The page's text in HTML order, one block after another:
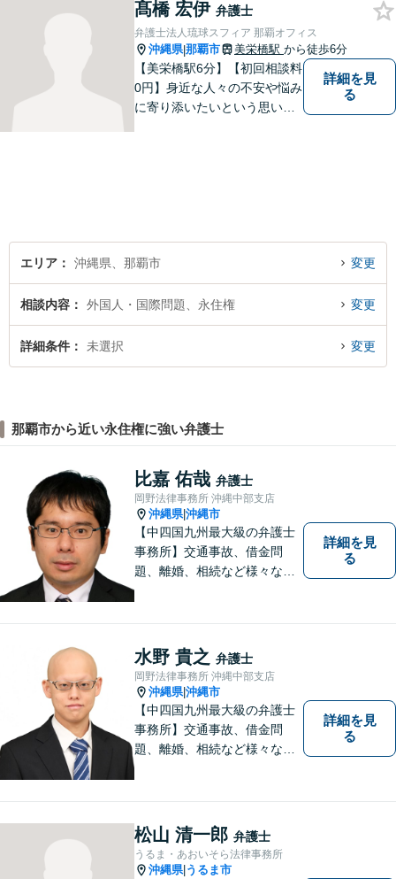
た。 複雑な問題を一つの窓口
で解決できる存在を目指し、
日々研鑽を重ねています。
髙橋 宏伊 弁護士
弁護士法人琉球スフィア 那覇オフィス
沖縄県|那覇市 美栄橋駅 から徒歩6分
【美栄橋駅6分】【初回相談料
0円】身近な人々の不安や悩み
に寄り添いたいという思いか
詳細を見
る
エリア 沖縄県、那覇市 変更
相談内容 外国人・国際問題、永住権 変更
詳細条件 未選択 変更
那覇市から近い永住権に強い弁護士
比嘉 佑哉 弁護士
岡野法律事務所 沖縄中部支店
沖縄県|沖縄市
【中四国九州最大級の弁護士
事務所】交通事故、借金問
題、離婚、相続など様々な問
まずはお気軽にご相談くださ
い！
詳細を見
る
水野 貴之 弁護士
岡野法律事務所 沖縄中部支店
沖縄県|沖縄市
【中四国九州最大級の弁護士
事務所】交通事故、借金問
題、離婚、相続など様々な問
まずはお気軽にご相談くださ
い！
詳細を見
る
松山 清一郎 弁護士
うるま・あおいそら法律事務所
沖縄県| うるま市